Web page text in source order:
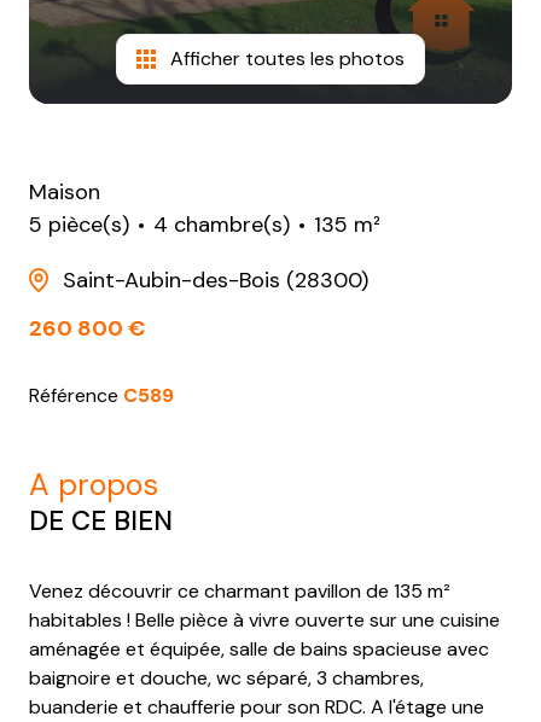
Afficher toutes les photos
Maison
5 pièce(s)
4 chambre(s)
135 m²
Saint-Aubin-des-Bois (28300)
260 800 €
Référence C589
a propos
DE CE BIEN
Venez découvrir ce charmant pavillon de 135 m²
habitables ! Belle pièce à vivre ouverte sur une cuisine
aménagée et équipée, salle de bains spacieuse avec
baignoire et douche, wc séparé, 3 chambres,
buanderie et chaufferie pour son RDC. A l'étage une